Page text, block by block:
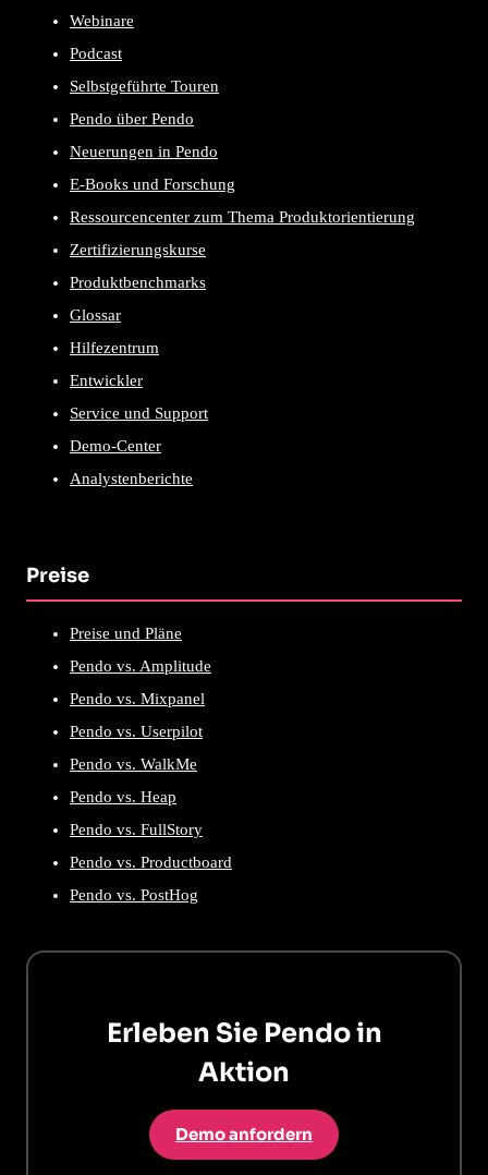
Webinare
Podcast
Selbstgeführte Touren
Pendo über Pendo
Neuerungen in Pendo
E-Books und Forschung
Ressourcencenter zum Thema Produktorientierung
Zertifizierungskurse
Produktbenchmarks
Glossar
Hilfezentrum
Entwickler
Service und Support
Demo-Center
Analystenberichte
Preise
Preise und Pläne
Pendo vs. Amplitude
Pendo vs. Mixpanel
Pendo vs. Userpilot
Pendo vs. WalkMe
Pendo vs. Heap
Pendo vs. FullStory
Pendo vs. Productboard
Pendo vs. PostHog
Erleben Sie Pendo in
Aktion
Demo anfordern